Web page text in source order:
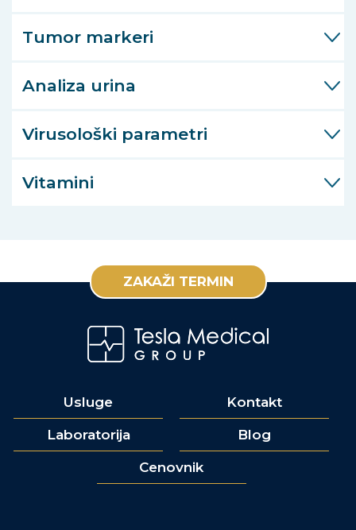
Tumor markeri
Analiza urina
Virusološki parametri
Vitamini
ZAKAŽI TERMIN
Usluge Kontakt
Laboratorija Blog
Cenovnik